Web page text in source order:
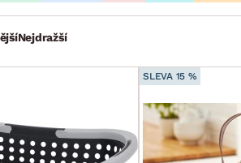
Nejdražší
SLEVA 15 %